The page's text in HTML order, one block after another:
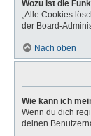
Wozu ist die
„Alle Cookies
der Board-
Nach oben
Wie kann ich
Wenn du dich
deinen